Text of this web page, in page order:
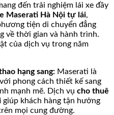
đến trải nghiệm lái xe đầy
Maserati Hà Nội tự lái,
tiện di chuyển đẳng
về thời gian và hành trình.
của dịch vụ trong năm
hạng sang: Maserati là
phong cách thiết kế sang
mạnh mẽ. Dịch vụ cho thuê
giúp khách hàng tận hưởng
mọi cung đường.